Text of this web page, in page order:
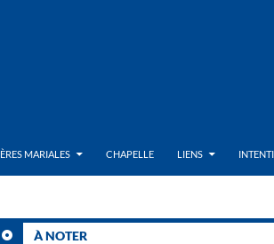
MARIALES
CHAPELLE LIENS
À NOTER